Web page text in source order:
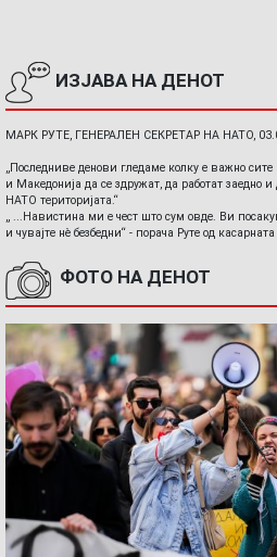
ИЗЈАВА НА ДЕНОТ
МАРК РУТЕ, ГЕНЕРАЛЕН СЕКРЕТАР НА НАТО,
„Последниве денови гледаме колку е важно
и Македонија да се здружат, да работат заедно
НАТО територијата.“
„ ...Навистина ми е чест што сум овде. Ви
и чувајте нè безбедни“ - порача Руте од
ФОТО НА ДЕНОТ